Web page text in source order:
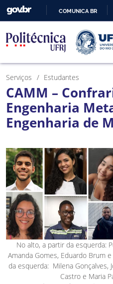
COMUNICA BR
Serviços Estudantes
CAMM –
Engenharia
Engenharia de
No alto, a partir da esquerda:
Amanda Gomes, Eduardo Brum
da esquerda: Milena Gonçalves,
Castro e Maria